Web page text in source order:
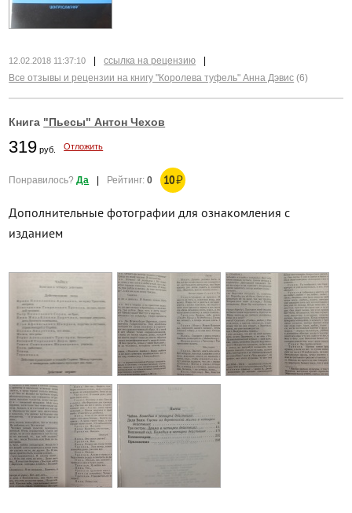
12.02.2018 11:37:10 ссылка на рецензию
Все отзывы и рецензии на книгу "Королева туфель" Анна Дэвис (6)
Книга "Пьесы" Антон Чехов
319 руб. Отложить
Понравилось?Да | Рейтинг:0 10₽
Дополнительные фотографии для ознакомления с
изданием